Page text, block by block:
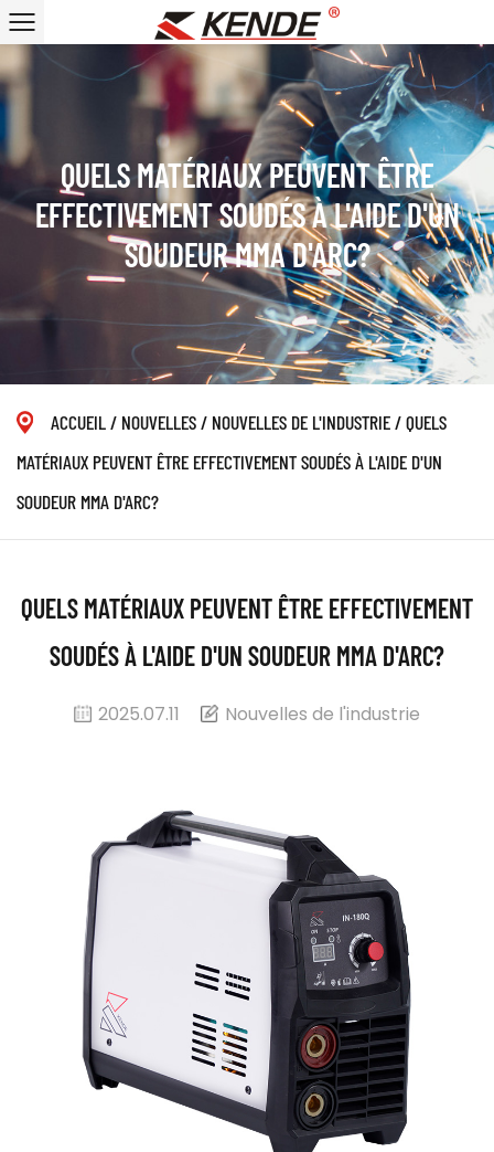
QUELS MATÉRIAUX PEUVENT ÊTRE
EFFECTIVEMENT SOUDÉS À L'AIDE D'UN
SOUDEUR MMA D'ARC?
ACCUEIL/ NOUVELLES/ NOUVELLES DE L'INDUSTRIE/QUELS
MATÉRIAUX PEUVENT ÊTRE EFFECTIVEMENT SOUDÉS À L'AIDE D'UN
SOUDEUR MMA D'ARC?
QUELS MATÉRIAUX PEUVENT ÊTRE EFFECTIVEMENT
SOUDÉS À L'AIDE D'UN SOUDEUR MMA D'ARC?
2025.07.11 Nouvelles de l'industrie